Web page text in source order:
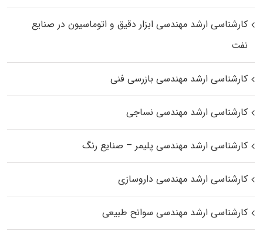
کارشناسی ارشد مهندسی ابزار دقیق و اتوماسیون در صنایع
نفت
کارشناسی ارشد مهندسی بازرسی فنی
کارشناسی ارشد مهندسی نساجی
کارشناسی ارشد مهندسی پلیمر – صنایع رنگ
کارشناسی ارشد مهندسی داروسازی
کارشناسی ارشد مهندسی سوانح طبیعی